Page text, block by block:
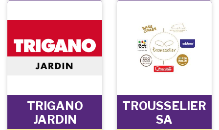
TRIGANO
JARDIN
TROUSSELIER
SA